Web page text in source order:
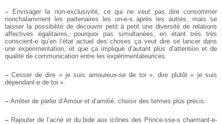
– Envisager la non-exclusivité, ce qui ne veut pas dire consommer
nonchalamment les partenaires les un-e-s après les autres, mais se
laisser la possibilité de découvrir petit à petit une diversité de relations
affectives égalitaires, pourquoi pas simultanées, en étant très très
conscient-e qu’en l’état actuel des choses ça veut dire se lancer dans
une expérimentation, et que ça implique d’autant plus d’attention et de
qualité de communication entre les expérimentateurices.
– Cesser de dire « je suis amoureux-se de toi », dire plutôt « je suis
dépendant-e de toi ».
– Arrêter de parler d’Amour et d’amitié, choisir des termes plus précis.
– Rajouter de l’acné et du bide aux icônes des Prince-sse-s charmant-e-